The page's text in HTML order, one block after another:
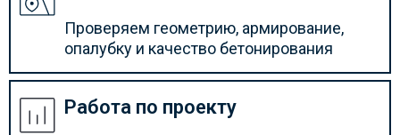
Проверяем геометрию, армирование,
опалубку и качество бетонирования
Работа по проекту